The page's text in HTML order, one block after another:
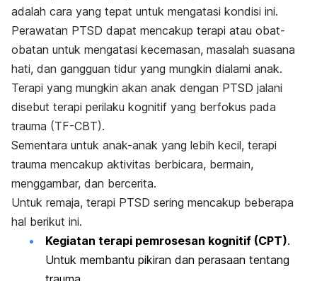
adalah cara yang tepat untuk mengatasi kondisi ini.
Perawatan PTSD dapat mencakup terapi atau obat-
obatan untuk mengatasi kecemasan, masalah suasana
hati, dan gangguan tidur yang mungkin dialami anak.
Terapi yang mungkin akan anak dengan PTSD jalani
disebut terapi perilaku kognitif yang berfokus pada
trauma (TF-CBT).
Sementara untuk anak-anak yang lebih kecil, terapi
trauma mencakup aktivitas berbicara, bermain,
menggambar, dan bercerita.
Untuk remaja, terapi PTSD sering mencakup beberapa
hal berikut ini.
Kegiatan terapi pemrosesan kognitif (CPT).
Untuk membantu pikiran dan perasaan tentang